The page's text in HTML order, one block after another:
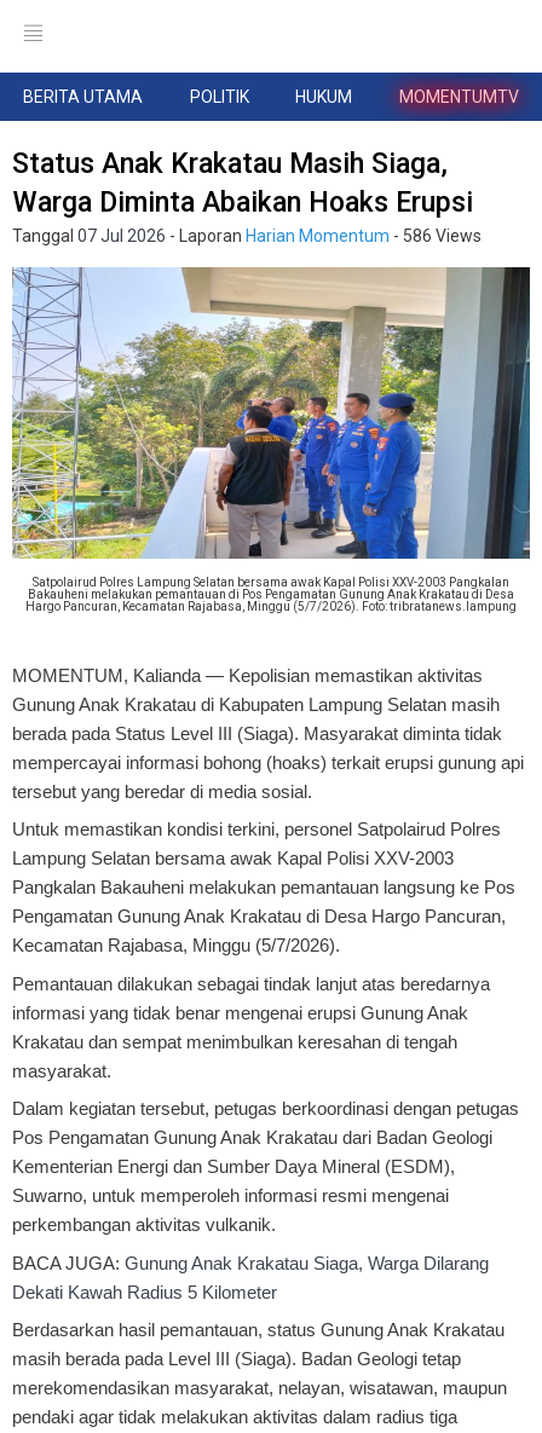
BERITA UTAMA POLITIK HUKUM MOMENTUMTV
Status Anak Krakatau Masih Siaga,
Warga Diminta Abaikan Hoaks Erupsi
Tanggal 07 Jul 2026 - Laporan Harian Momentum - 586 Views
Satpolairud Polres Lampung Selatan bersama awak Kapal Polisi XXV-2003 Pangkalan
Bakauheni melakukan pemantauan di Pos Pengamatan Gunung Anak Krakatau di Desa
Hargo Pancuran, Kecamatan Rajabasa, Minggu (5/7/2026). Foto: tribratanews.lampung
MOMENTUM, Kalianda — Kepolisian memastikan aktivitas
Gunung Anak Krakatau di Kabupaten Lampung Selatan masih
berada pada Status Level III (Siaga). Masyarakat diminta tidak
mempercayai informasi bohong (hoaks) terkait erupsi gunung api
tersebut yang beredar di media sosial.
Untuk memastikan kondisi terkini, personel Satpolairud Polres
Lampung Selatan bersama awak Kapal Polisi XXV-2003
Pangkalan Bakauheni melakukan pemantauan langsung ke Pos
Pengamatan Gunung Anak Krakatau di Desa Hargo Pancuran,
Kecamatan Rajabasa, Minggu (5/7/2026).
Pemantauan dilakukan sebagai tindak lanjut atas beredarnya
informasi yang tidak benar mengenai erupsi Gunung Anak
Krakatau dan sempat menimbulkan keresahan di tengah
masyarakat.
Dalam kegiatan tersebut, petugas berkoordinasi dengan petugas
Pos Pengamatan Gunung Anak Krakatau dari Badan Geologi
Kementerian Energi dan Sumber Daya Mineral (ESDM),
Suwarno, untuk memperoleh informasi resmi mengenai
perkembangan aktivitas vulkanik.
BACA JUGA: Gunung Anak Krakatau Siaga, Warga Dilarang
Dekati Kawah Radius 5 Kilometer
Berdasarkan hasil pemantauan, status Gunung Anak Krakatau
masih berada pada Level III (Siaga). Badan Geologi tetap
merekomendasikan masyarakat, nelayan, wisatawan, maupun
pendaki agar tidak melakukan aktivitas dalam radius tiga